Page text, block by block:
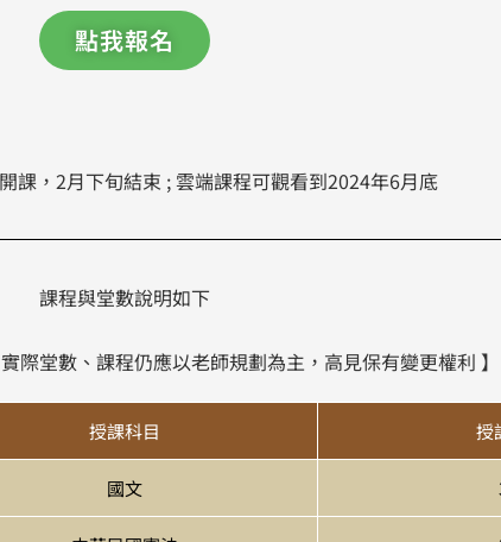
點我報名
課，2月下旬結束 ; 雲端課程可觀看到2024年6月底
課程與堂數說明如下
際堂數、課程仍應以老師規劃為主，高見保有變更權利 】
授課科目 授
國文